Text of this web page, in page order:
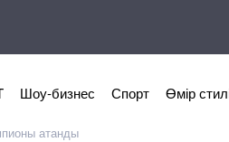
Шоу-бизнес Спорт Өмір
атанды